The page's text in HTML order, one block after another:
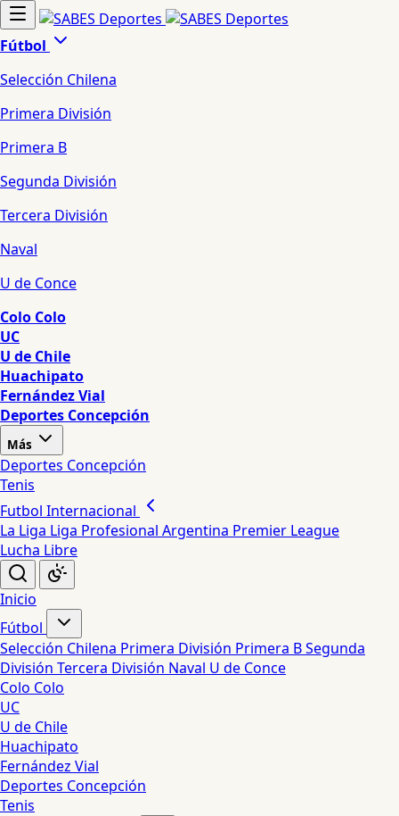
Fútbol
Selección Chilena
Primera División
Primera B
Segunda División
Tercera División
Naval
U de Conce
Colo Colo
UC
U de Chile
Huachipato
Fernández Vial
Deportes Concepción
Más
Deportes Concepción
Tenis
Futbol Internacional
La Liga Liga Profesional Argentina Premier League
Lucha Libre
Inicio
Fútbol
Selección Chilena Primera División Primera BSegunda
División Tercera División Naval U de Conce
Colo Colo
UC
U de Chile
Huachipato
Fernández Vial
Deportes Concepción
Tenis